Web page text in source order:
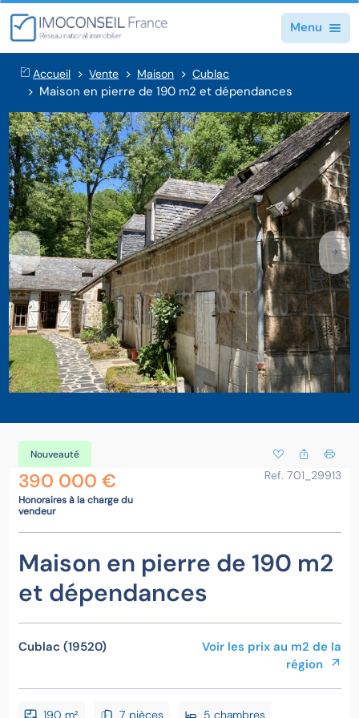
Menu
Accueil Vente Maison Cublac
Maison en pierre de 190 m2 et dépendances
Nouveauté
390 000 €
Honoraires à la charge du
vendeur
Ref. 701_29913
Maison en pierre de 190 m2
et dépendances
Cublac (19520)
Voir les prix au m2 de la
région
190 m² 7 pièces 5 chambres